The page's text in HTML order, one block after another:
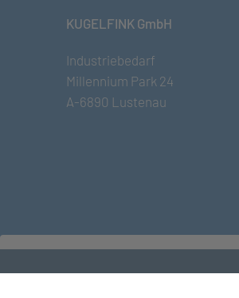
KUGELFINK GmbH
Industriebedarf
Millennium Park 24
A-6890 Lustenau